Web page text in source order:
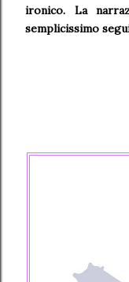
ironico. La
semplicissimo